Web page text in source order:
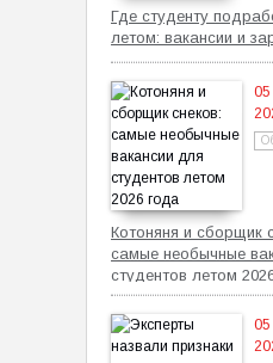
Где студенту
летом: вакансии и
05
Котоняня и сборщик
самые необычные
студентов летом
05